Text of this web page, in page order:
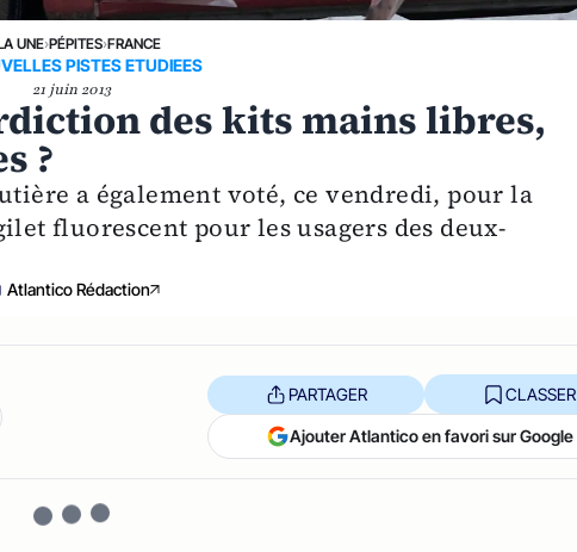
UNE›PÉPITES›FRANCE
PISTES ETUDIEES
21 juin 2013
des kits mains libres,
?
a également voté, ce vendredi, pour la
fluorescent pour les usagers des deux-
Atlantico Rédaction
PARTAGER CLASSER
Ajouter Atlantico en favori sur Google